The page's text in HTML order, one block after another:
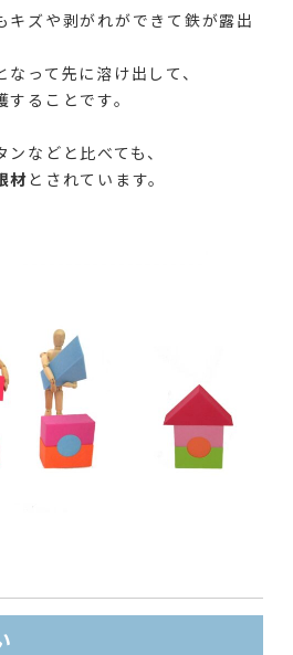
キズや剥がれができて鉄が露出
って先に溶け出して、
ることです。
などと比べても、
材とされています。